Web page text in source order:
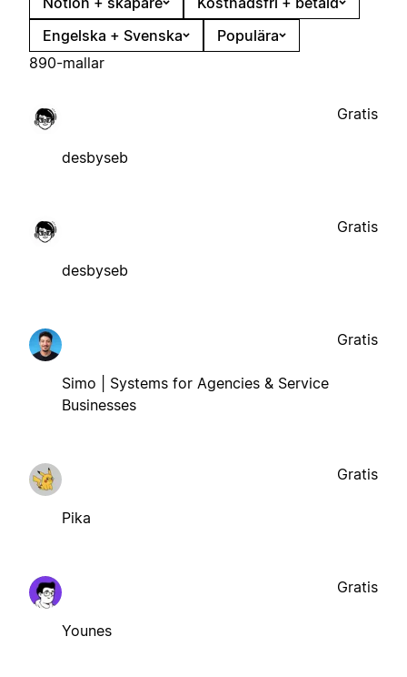
Engelska + Svenska
Populära
890-mallar
desbyseb
Gratis
desbyseb
Gratis
Simo | Systems for Agencies & Service
Businesses
Gratis
Pika
Gratis
Younes
Gratis